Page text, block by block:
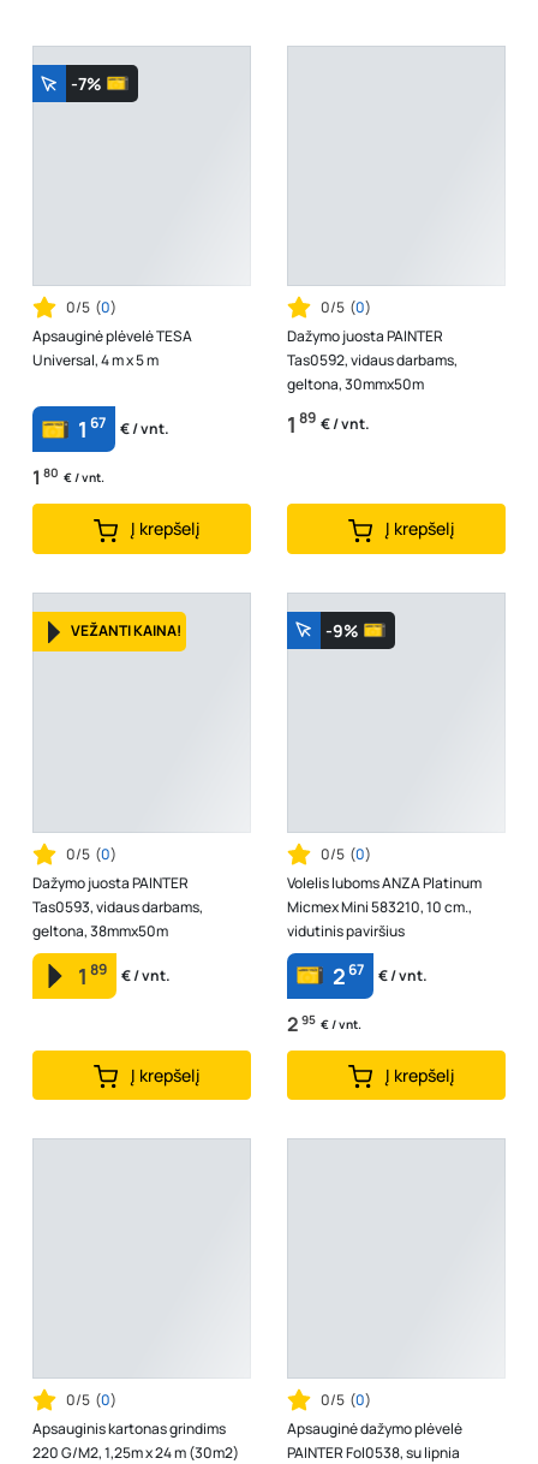
-7%
0/5 (0)
Apsauginė plėvelė TESA
Universal, 4 m x 5 m
1 67 € / vnt.
1 80 € / vnt.
Į krepšelį
0/5 (0)
Dažymo juosta PAINTER
Tas0592, vidaus darbams,
geltona, 30mmx50m
1 89 € / vnt.
Į krepšelį
VEŽANTI KAINA!
0/5 (0)
Dažymo juosta PAINTER
Tas0593, vidaus darbams,
geltona, 38mmx50m
1 89 € / vnt.
Į krepšelį
-9%
0/5 (0)
Volelis luboms ANZA Platinum
Micmex Mini 583210, 10 cm.,
vidutinis paviršius
267 € / vnt.
2 95 € / vnt.
Į krepšelį
0/5 (0)
Apsauginis kartonas grindims
220 G/M2, 1,25m x 24 m (30m2)
0/5 (0)
Apsauginė dažymo plėvelė
PAINTER Fol0538, su lipnia